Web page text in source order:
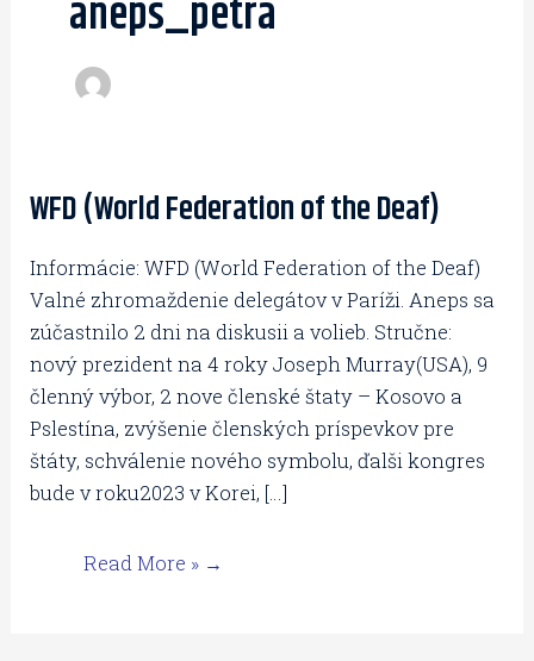
aneps_petra
WFD (World Federation of the Deaf)
Informácie: WFD (World Federation of the Deaf)
Valné zhromaždenie delegátov v Paríži. Aneps sa
zúčastnilo 2 dni na diskusii a volieb. Stručne:
nový prezident na 4 roky Joseph Murray(USA), 9
členný výbor, 2 nove členské štaty – Kosovo a
Pslestína, zvýšenie členských príspevkov pre
štáty, schválenie nového symbolu, ďalši kongres
bude v roku2023 v Korei, […]
WFD
Federation
of
the
Deaf)
Read More »